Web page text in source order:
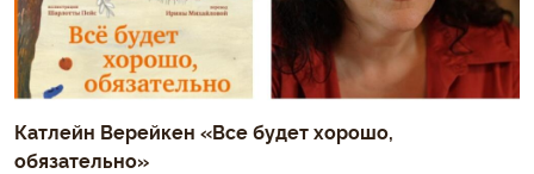
Катлейн Верейкен «Все будет хорошо,
обязательно»